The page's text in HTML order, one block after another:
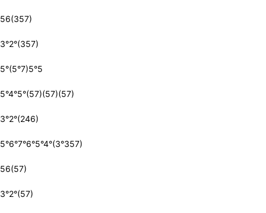
56(357)
3°2°(357)
5°(5°7)5°5
5°4°5°(57)(57)(57)
3°2°(246)
5°6°7°6°5°4°(3°357)
56(57)
3°2°(57)